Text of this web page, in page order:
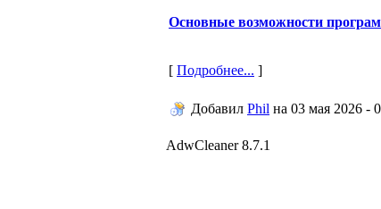
Основные возможности
[ Подробнее... ]
Добавил Phil на 03 мая 2026 -
AdwCleaner 8.7.1